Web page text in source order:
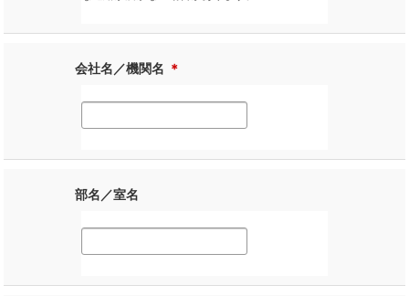
会社名／機関名 ＊
部名／室名